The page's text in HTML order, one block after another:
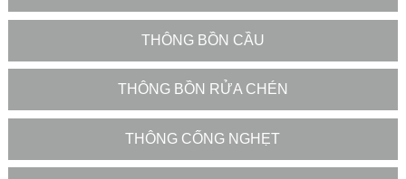
THÔNG BỒN CẦU
THÔNG BỒN RỬA CHÉN
THÔNG CỐNG NGHẸT